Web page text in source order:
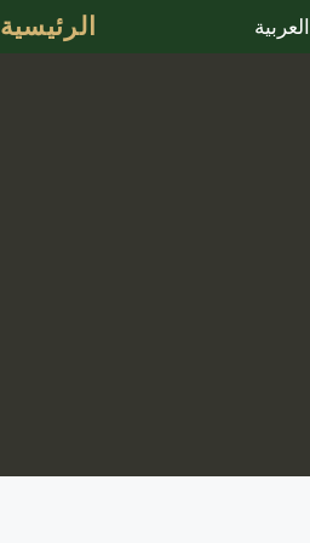
العربية الرئيسية